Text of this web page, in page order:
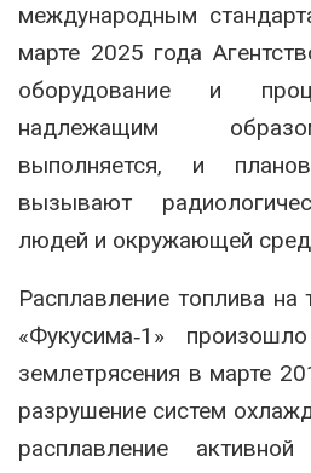
международным
марте 2025 года
оборудование и
надлежащим
выполняется, и
вызывают
людей и окружающей
Расплавление топлива на
«Фукусима‑1»
землетрясения в марте
разрушение систем
расплавление